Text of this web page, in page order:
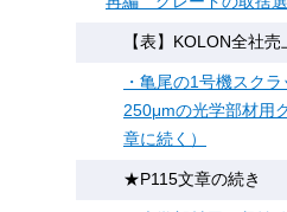
【表】KOLON全社
・亀尾の1号機スク
250μmの光学部材用
章に続く）
★P115文章の続き